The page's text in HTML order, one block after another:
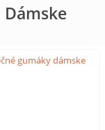
Dámske